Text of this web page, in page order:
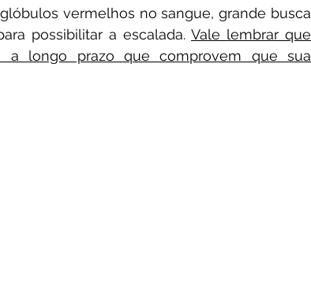
vermelhos no sangue, grande busca
possibilitar a escalada. Vale lembrar que
a longo prazo que comprovem que sua